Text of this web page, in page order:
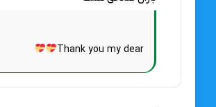
Thank you my dear